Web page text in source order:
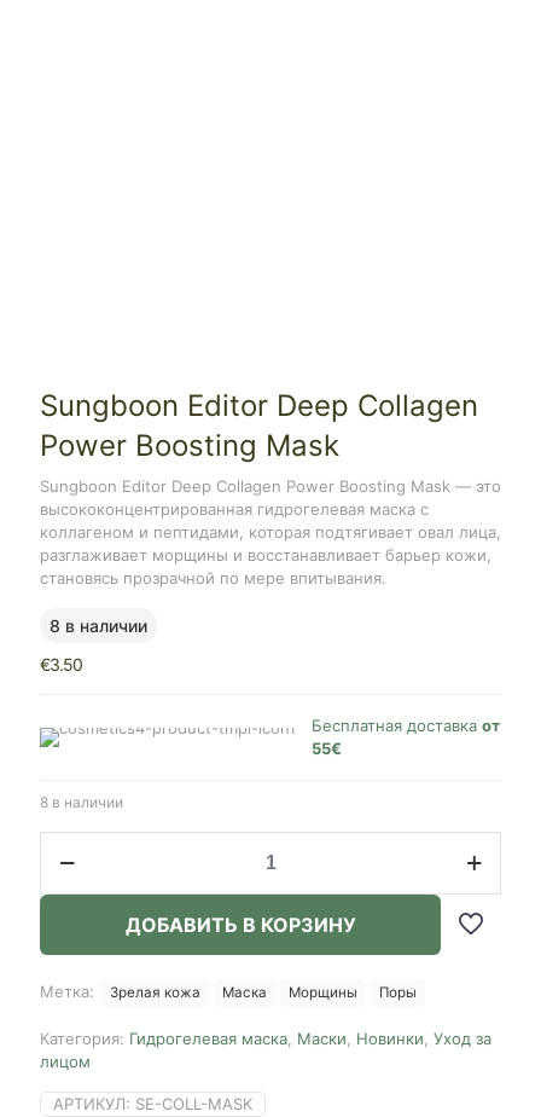
Sungboon Editor Deep Collagen
Power Boosting Mask
Sungboon Editor Deep Collagen Power Boosting Mask — это
высококонцентрированная гидрогелевая маска с
коллагеном и пептидами, которая подтягивает овал лица,
разглаживает морщины и восстанавливает барьер кожи,
становясь прозрачной по мере впитывания.
8 в наличии
€3.50
Бесплатная доставка от
55€
8 в наличии
товара
Collagen
Boosting
ДОБАВИТЬ В КОРЗИНУ
Метка: Зрелая кожа Маска Морщины Поры
Категория: Гидрогелевая маска Маски Новинки Уход за
лицом
АРТИКУЛ: SE-COLL-MASK